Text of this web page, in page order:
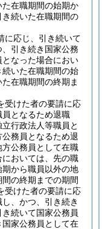
在職期間の始期か
続いた在職期間の
に応じ、引き続いて
引き続き国家公務
なった場合におい
いた在職期間の始
在職期間の終期ま
受けた者の要請に応
員となるため退職
行政法人等職員と
務員となるため退
公務員として在職
おいては、先の職
から職員以外の地
の終期までの期間
受けた者の要請に応
、かつ、引き続き
続いて国家公務員
家公務員として在